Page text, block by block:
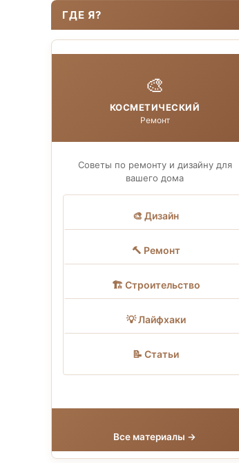
ГДЕ Я?
🎨
КОСМЕТИЧЕСКИЙ
Ремонт
Советы по ремонту и дизайну для
вашего дома
🎨 Дизайн
🔨 Ремонт
🏗 Строительство
💡 Лайфхаки
📝 Статьи
Все материалы →